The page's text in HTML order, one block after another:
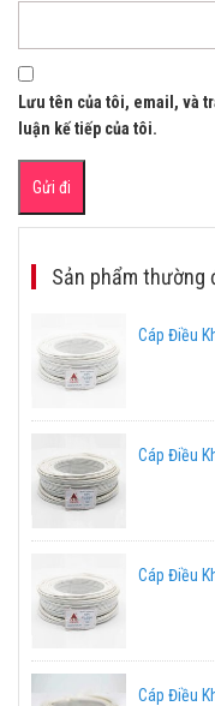
Lưu tên của tôi, email, và
luận kế tiếp của tôi.
Sản phẩm thường
Cáp Điều
Cáp Điều
Cáp Điều
Cáp Điều